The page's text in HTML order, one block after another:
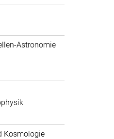
Astronomie
Kosmologie